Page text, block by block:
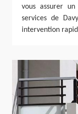
vous assurer
services de
intervention